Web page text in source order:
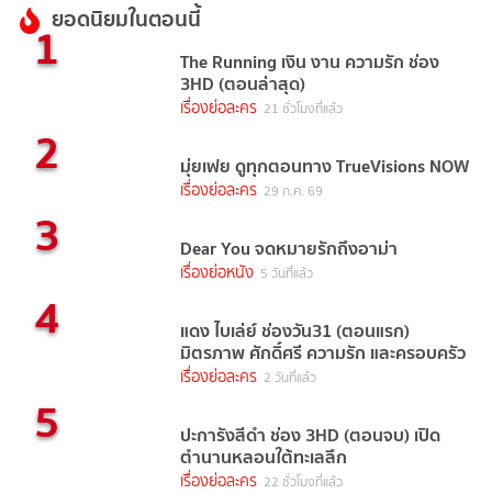
ยอดนิยมในตอนนี้
1 The Running เงิน งาน ความรัก ช่อง
3HD (ตอนล่าสุด)
เรื่องย่อละคร 21 ชั่วโมงที่แล้ว
2 มุ่ยเฟย ดูทุกตอนทาง TrueVisions NOW
เรื่องย่อละคร 29 ก.ค. 69
3 Dear You จดหมายรักถึงอาม่า
เรื่องย่อหนัง 5 วันที่แล้ว
4 แดง ไบเล่ย์ ช่องวัน31 (ตอนแรก)
มิตรภาพ ศักดิ์ศรี ความรัก และครอบครัว
เรื่องย่อละคร 2 วันที่แล้ว
5 ปะการังสีดำ ช่อง 3HD (ตอนจบ) เปิด
ตำนานหลอนใต้ทะเลลึก
เรื่องย่อละคร 22 ชั่วโมงที่แล้ว